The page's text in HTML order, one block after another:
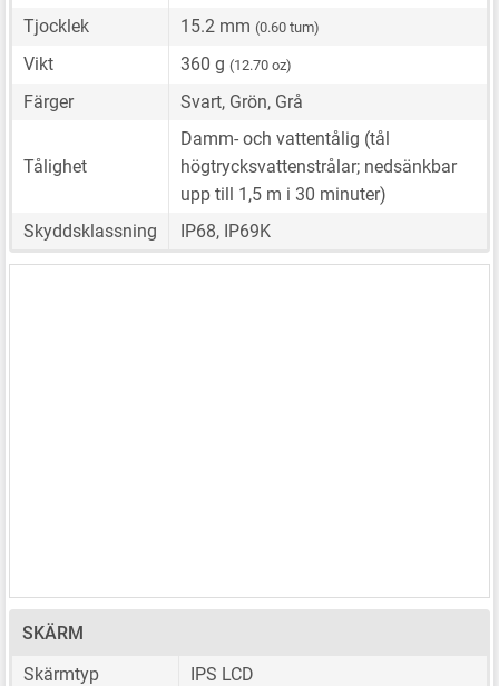
Tjocklek 15.2 mm (0.60 tum)
Vikt 360 g (12.70 oz)
Färger Svart, Grön, Grå
Tålighet
Damm- och vattentålig (tål
högtrycksvattenstrålar; nedsänkbar
upp till 1,5 m i 30 minuter)
Skyddsklassning
IP68, IP69K
SKÄRM
Skärmtyp
IPS LCD